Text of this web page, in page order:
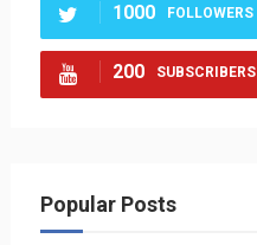
1000 FOLLOWERS
200 SUBSCRIBERS
Popular Posts